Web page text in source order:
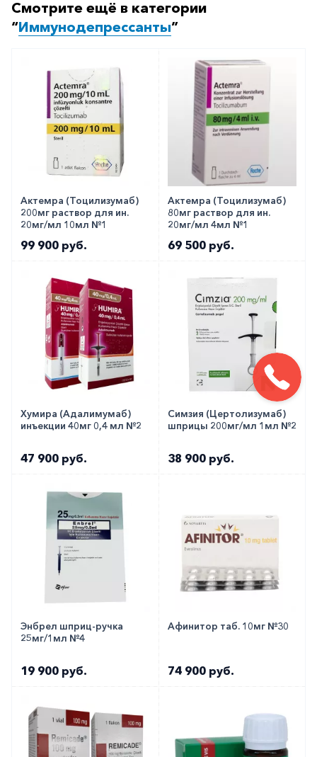
Вы можете заказать препарат с доставкой в
аптеку-партнёра в вашем городе. Для этого Вы
8 800 301 52 86(бесплатно
с любого телефона по РФ)
Смотрите ещё в категории
“Иммунодепрессанты”
Актемра (Тоцилизумаб)
200мг раствор для ин.
20мг/мл 10мл №1
99 900 руб.
Актемра (Тоцилизумаб)
80мг раствор для ин.
20мг/мл 4мл №1
69 500 руб.
Хумира (Адалимумаб)
инъекции 40мг 0,4 мл №2
47 900 руб.
Симзия (Цертолизумаб)
шприцы 200мг/мл 1мл №2
38 900 руб.
Энбрел шприц-ручка
25мг/1мл №4
19 900 руб.
Афинитор таб. 10мг №30
74 900 руб.